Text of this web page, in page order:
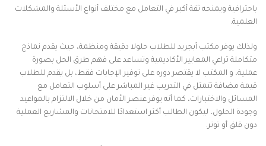
باحترافية ويمنحه ثقة أكبر في التعامل مع مختلف أنواع الأسئلة والمشكلات
العلمية.
ولذلك يوفر مكتب أبجريد للطلاب حلولا دقيقة ومنظمة، حيث يقدم نماذج
متكاملة تراعي المعايير الأكاديمية وتساعد على فهم طرق الحل بصورة
عملية، و المكتب لا يقتصر دوره على توفير الإجابات فقط، بل يقدم للطلاب
قيمة مضافة تتمثل في التدريب غير المباشر على أسلوب التعامل مع
المسائل والاختبارات، كما أنه يوفر عنصر الأمان من خلال الالتزام بالمواعيد
وجودة الحلول، ليكون الطالب أكثر استعدادًا للامتحانات والمشاريع العملية
دون قلق أو توتر.